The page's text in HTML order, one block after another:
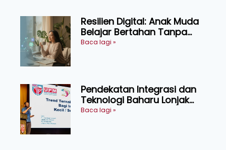
Resilien Digital: Anak Muda
Belajar Bertahan Tanpa
Perlu Menekan Diri
Baca lagi »
Pendekatan Integrasi dan
Teknologi Baharu Lonjak
Produktiviti Ternakan
Baca lagi »